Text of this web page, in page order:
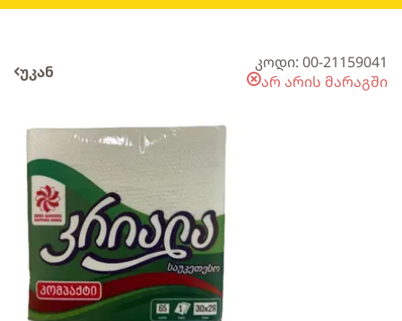
უკან
კოდი: 00-21159041
არ არის მარაგში